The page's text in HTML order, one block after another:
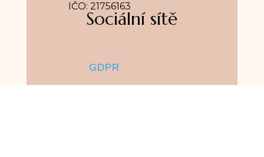
IČO: 21756163
Sociální sítě
GDPR